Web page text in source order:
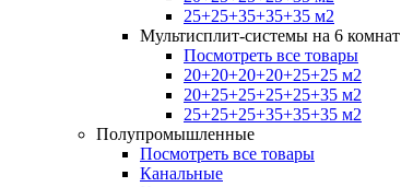
25+25+35+35+35 м2
Мультисплит-системы на 6 комнат
Посмотреть все товары
20+20+20+20+25+25 м2
20+25+25+25+25+35 м2
25+25+25+35+35+35 м2
Полупромышленные
Посмотреть все товары
Канальные